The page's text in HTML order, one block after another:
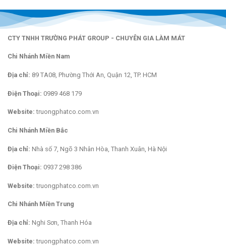
CTY TNHH TRƯỜNG PHÁT GROUP - CHUYÊN GIA LÀM MÁT
Chi Nhánh Miền Nam
Địa chỉ: 89 TA08, Phường Thới An, Quận 12, TP. HCM
Điện Thoại: 0989 468 179
Website: truongphatco.com.vn
Chi Nhánh Miền Bắc
Địa chỉ: Nhà số 7, Ngõ 3 Nhân Hòa, Thanh Xuân, Hà Nội
Điện Thoại: 0937 298 386
Website: truongphatco.com.vn
Chi Nhánh Miền Trung
Địa chỉ: Nghi Sơn, Thanh Hóa
Website: truongphatco.com.vn